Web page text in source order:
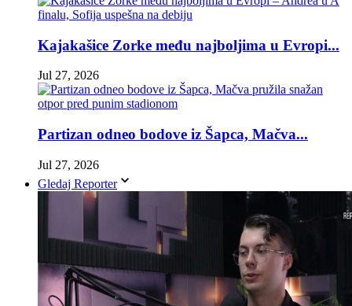
Kajakašice Zorke među najboljima u Evropi...
Jul 27, 2026
Partizan odneo bodove iz Šapca, Mačva...
Jul 27, 2026
Gledaj Reporter